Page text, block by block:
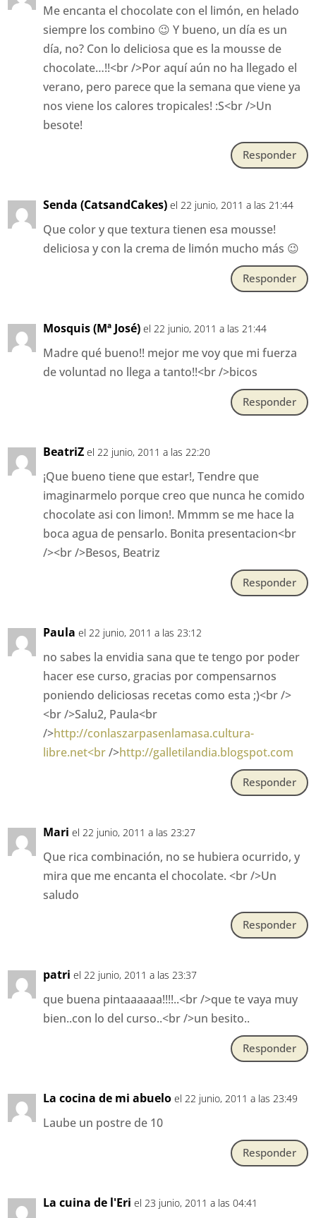
Me encanta el chocolate con el limón, en helado
siempre los combino 😉 Y bueno, un día es un
día, no? Con lo deliciosa que es la mousse de
chocolate…!!<br />Por aquí aún no ha llegado el
verano, pero parece que la semana que viene ya
nos viene los calores tropicales! :S<br />Un
besote!
Responder
Senda (CatsandCakes) el 22 junio, 2011 a las 21:44
Que color y que textura tienen esa mousse!
deliciosa y con la crema de limón mucho más 😉
Responder
Mosquis (Mª José) el 22 junio, 2011 a las 21:44
Madre qué bueno!! mejor me voy que mi fuerza
de voluntad no llega a tanto!!<br />bicos
Responder
BeatriZ el 22 junio, 2011 a las 22:20
¡Que bueno tiene que estar!, Tendre que
imaginarmelo porque creo que nunca he comido
chocolate asi con limon!. Mmmm se me hace la
boca agua de pensarlo. Bonita presentacion<br
/><br />Besos, Beatriz
Responder
Paula el 22 junio, 2011 a las 23:12
no sabes la envidia sana que te tengo por poder
hacer ese curso, gracias por compensarnos
poniendo deliciosas recetas como esta ;)<br />
<br />Salu2, Paula<br
/>http://conlaszarpasenlamasa.cultura-
libre.net<br/>http://galletilandia.blogspot.com
Responder
Mari el 22 junio, 2011 a las 23:27
Que rica combinación, no se hubiera ocurrido, y
mira que me encanta el chocolate. <br />Un
saludo
Responder
patri el 22 junio, 2011 a las 23:37
que buena pintaaaaaa!!!!..<br />que te vaya muy
bien..con lo del curso..<br />un besito..
Responder
La cocina de mi abuelo el 22 junio, 2011 a las 23:49
Laube un postre de 10
Responder
La cuina de l'Eri el 23 junio, 2011 a las 04:41